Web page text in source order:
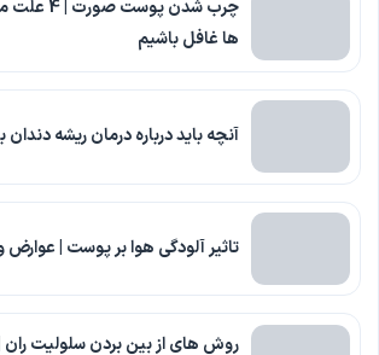
چرب شدن
ها غافل باشیم
آنچه باید درباره درمان ریشه دندان
تاثیر آلودگی هوا بر پوست |
روش های از بین بردن سلولیت ران